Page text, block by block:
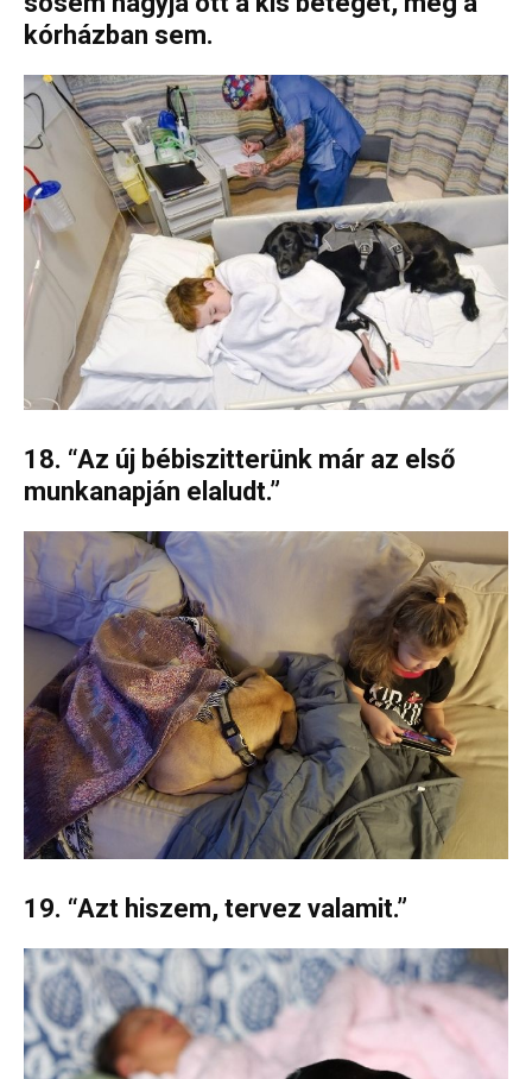
kórházban sem.
18. “Az új bébiszitterünk már az első
munkanapján elaludt.”
19. “Azt hiszem, tervez valamit.”